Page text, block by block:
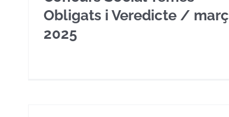
Obligats i Veredicte / març
2025